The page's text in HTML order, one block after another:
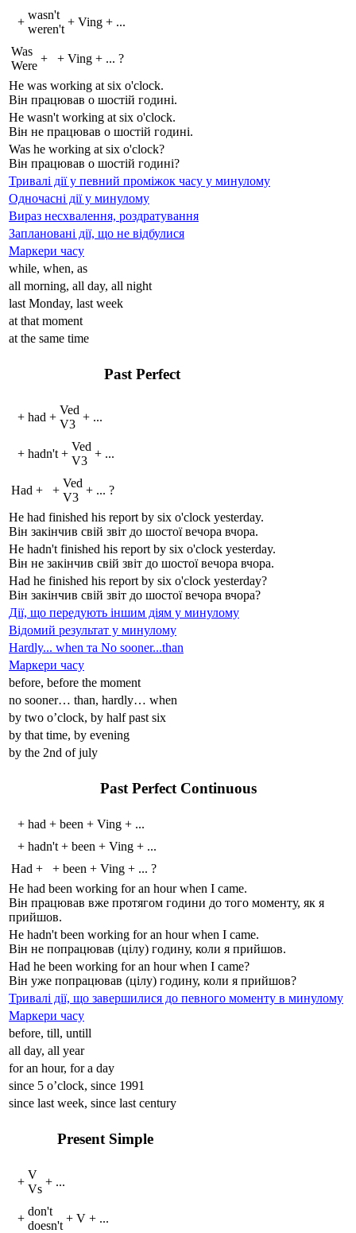
+
wasn't
weren't
+ Ving + ...
Was
Were
+ + Ving + ... ?
He was working at six o'clock.
Він працював о шостій годині.
He wasn't working at six o'clock.
Він не працював о шостій годині.
Was he working at six o'clock?
Він працював о шостій годині?
Тривалі дії у певний проміжок часу у минулому
Одночасні дії у минулому
Вираз несхвалення, роздратування
Заплановані дії, що не відбулися
Маркери часу
while, when, as
all morning, all day, all night
last Monday, last week
at that moment
at the same time
Past Perfect
+ had +
Ved
V3
+ ...
+ hadn't +
Ved
V3
+ ...
Had + +
Ved
V3
+ ... ?
He had finished his report by six o'clock yesterday.
Він закінчив свій звіт до шостої вечора вчора.
He hadn't finished his report by six o'clock yesterday.
Він не закінчив свій звіт до шостої вечора вчора.
Had he finished his report by six o'clock yesterday?
Він закінчив свій звіт до шостої вечора вчора?
Дії, що передують іншим діям у минулому
Відомий результат у минулому
Hardly... when та No sooner...than
Маркери часу
before, before the moment
no sooner… than, hardly… when
by two o’clock, by half past six
by that time, by evening
by the 2nd of july
Past Perfect Continuous
+ had + been + Ving + ...
+ hadn't + been + Ving + ...
Had + + been + Ving + ... ?
He had been working for an hour when I came.
Він працював вже протягом години до того моменту, як я
прийшов.
He hadn't been working for an hour when I came.
Він не попрацював (цілу) годину, коли я прийшов.
Had he been working for an hour when I came?
Він уже попрацював (цілу) годину, коли я прийшов?
Тривалі дії, що завершилися до певного моменту в минулому
Маркери часу
before, till, untill
all day, all year
for an hour, for a day
since 5 o’clock, since 1991
since last week, since last century
Present Simple
+
V
Vs
+ ...
+
don't
doesn't
+ V + ...